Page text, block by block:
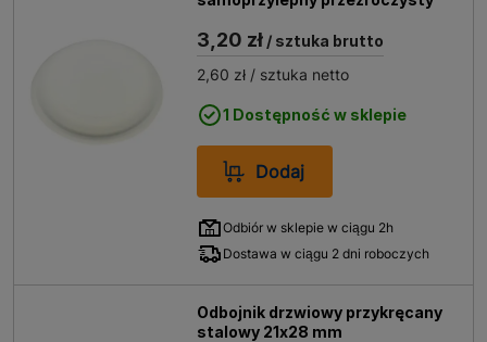
3,20 zł / sztuka brutto
2,60 zł / sztuka netto
1 Dostępność w sklepie
Dodaj
Odbiór w sklepie w ciągu 2h
Dostawa w ciągu 2 dni roboczych
Odbojnik drzwiowy przykręcany
stalowy 21x28 mm